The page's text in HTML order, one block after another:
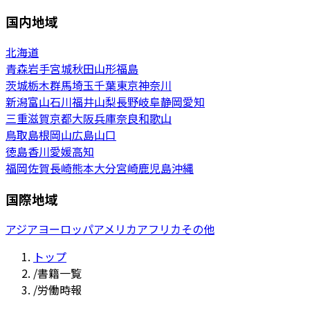
国内地域
北海道
青森岩手宮城秋田山形福島
茨城栃木群馬埼玉千葉東京神奈川
新潟富山石川福井山梨長野岐阜静岡愛知
三重滋賀京都大阪兵庫奈良和歌山
鳥取島根岡山広島山口
徳島香川愛媛高知
福岡佐賀長崎熊本大分宮崎鹿児島沖縄
国際地域
アジアヨーロッパアメリカアフリカその他
トップ
/書籍一覧
/労働時報